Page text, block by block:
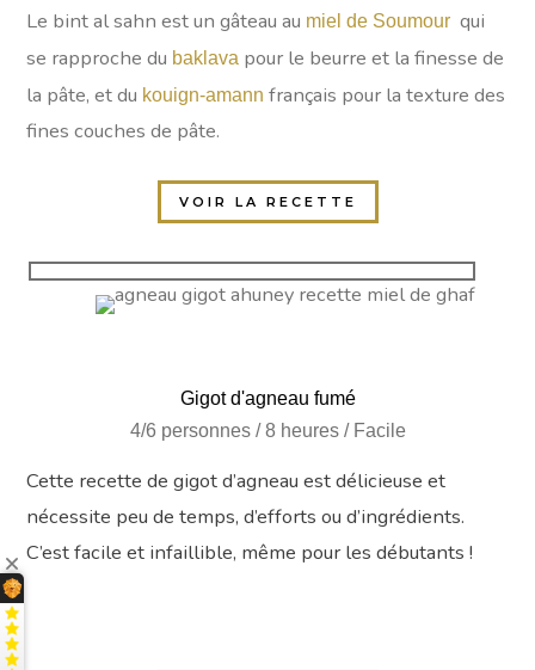
Le bint al sahn est un gâteau au miel de Soumour qui
se rapproche du baklava pour le beurre et la finesse de
la pâte, et du kouign-amann français pour la texture des
fines couches de pâte.
VOIR LA RECETTE
Gigot d'agneau fumé
4/6 personnes / 8 heures / Facile
Cette recette de gigot d’agneau est délicieuse et
nécessite peu de temps, d’efforts ou d’ingrédients.
C’est facile et infaillible, même pour les débutants !